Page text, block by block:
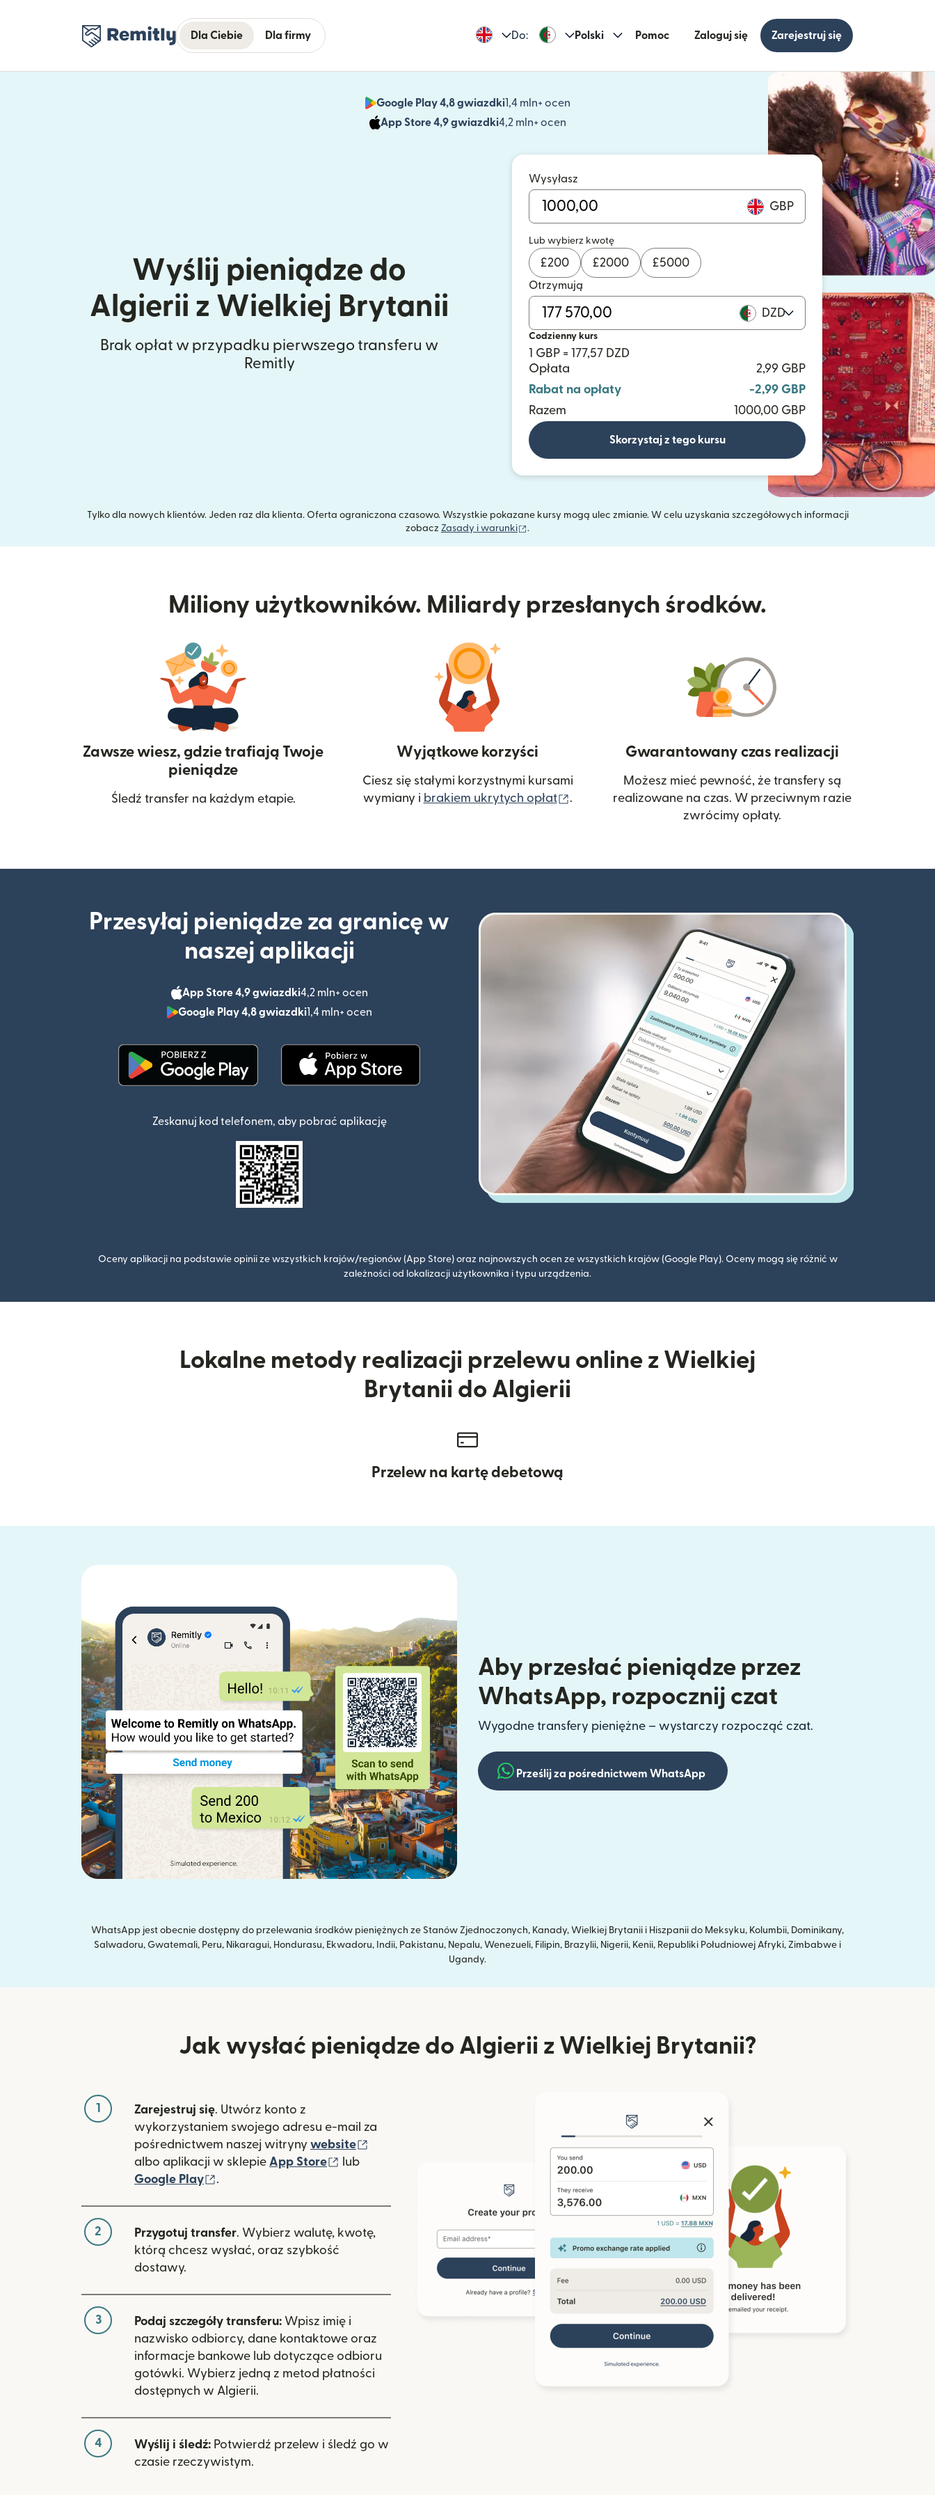
Dla Ciebie Dla firmy Do: Polski Pomoc Zaloguj się Zarejestruj się
Google Play 4,8 gwiazdki1,4 mln+ ocen
(otwiera się w nowym oknie)
App Store 4,9 gwiazdki4,2 mln+ ocen
(otwiera się w nowym oknie)
Wyślij pieniądze do
Algierii z Wielkiej Brytanii
Brak opłat w przypadku pierwszego transferu w
Remitly
Wysyłasz
GBP
Lub wybierz kwotę
£200 £2000 £5000
Otrzymują
DZD
Codzienny kurs
1 GBP = 177,57 DZD
Opłata
2,99 GBP
Rabat na opłaty
-2,99 GBP
Razem
1000,00 GBP
Skorzystaj z tego kursu
Tylko dla nowych klientów. Jeden raz dla klienta. Oferta ograniczona czasowo. Wszystkie pokazane kursy mogą ulec zmianie. W celu uzyskania szczegółowych informacji
zobacz Zasady i warunki (otwiera się w nowym oknie)
.
Miliony użytkowników. Miliardy przesłanych środków.
Zawsze wiesz, gdzie trafiają Twoje
pieniądze
Śledź transfer na każdym etapie.
Wyjątkowe korzyści
Ciesz się stałymi korzystnymi kursami
wymiany i brakiem ukrytych opłat (otwiera się w nowym oknie)
.
Gwarantowany czas realizacji
Możesz mieć pewność, że transfery są
realizowane na czas. W przeciwnym razie
zwrócimy opłaty.
Przesyłaj pieniądze za granicę w
naszej aplikacji
App Store 4,9 gwiazdki4,2 mln+ ocen
(otwiera się w nowym oknie)
Google Play 4,8 gwiazdki1,4 mln+ ocen
(otwiera się w nowym oknie)
Zeskanuj kod telefonem, aby pobrać aplikację
Oceny aplikacji na podstawie opinii ze wszystkich krajów/regionów (App Store) oraz najnowszych ocen ze wszystkich krajów (Google Play). Oceny mogą się różnić w
zależności od lokalizacji użytkownika i typu urządzenia.
Lokalne metody realizacji przelewu online z Wielkiej
Brytanii do Algierii
Przelew na kartę debetową
Aby przesłać pieniądze przez
WhatsApp, rozpocznij czat
Wygodne transfery pieniężne – wystarczy rozpocząć czat.
Prześlij za pośrednictwem WhatsApp
WhatsApp jest obecnie dostępny do przelewania środków pieniężnych ze Stanów Zjednoczonych, Kanady, Wielkiej Brytanii i Hiszpanii do Meksyku, Kolumbii, Dominikany,
Salwadoru, Gwatemali, Peru, Nikaragui, Hondurasu, Ekwadoru, Indii, Pakistanu, Nepalu, Wenezueli, Filipin, Brazylii, Nigerii, Kenii, Republiki Południowej Afryki, Zimbabwe i
Ugandy.
Jak wysłać pieniądze do Algierii z Wielkiej Brytanii?
1 Zarejestruj się. Utwórz konto z
wykorzystaniem swojego adresu e-mail za
pośrednictwem naszej witryny website
albo aplikacji w sklepie App Store (otwiera się w nowym oknie)
lub
Google Play
.
2 Przygotuj transfer. Wybierz walutę, kwotę,
którą chcesz wysłać, oraz szybkość
dostawy.
3 Podaj szczegóły transferu: Wpisz imię i
nazwisko odbiorcy, dane kontaktowe oraz
informacje bankowe lub dotyczące odbioru
gotówki. Wybierz jedną z metod płatności
dostępnych w Algierii.
4 Wyślij i śledź: Potwierdź przelew i śledź go w
czasie rzeczywistym.